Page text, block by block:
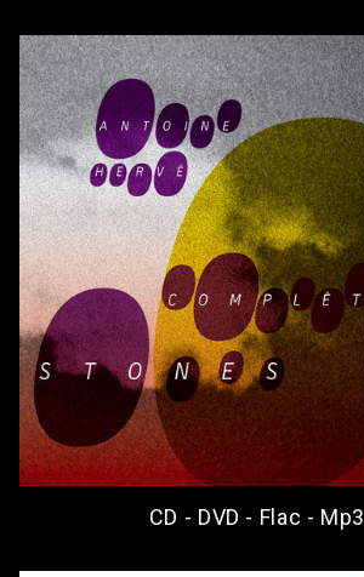
CD - DVD - Flac - Mp3